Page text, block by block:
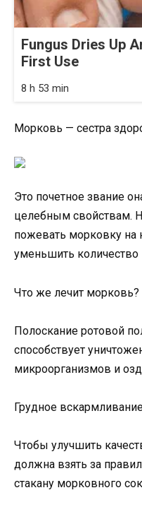
Fungus Dries Up
First Use
8 h 53 min
Морковь — сестра
Это почетное звание
целебным свойствам.
пожевать морковку на
уменьшить количество
Что же лечит морковь?
Полоскание ротовой
способствует
микроорганизмов и
Грудное
Чтобы улучшить
должна взять за
стакану морковного